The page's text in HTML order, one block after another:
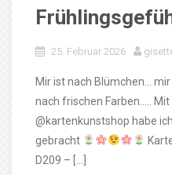
25. Februar 2026
Mir ist nach Blümchen…
nach frischen Farben…..
@kartenkunstshop habe
gebracht
D209 – […]